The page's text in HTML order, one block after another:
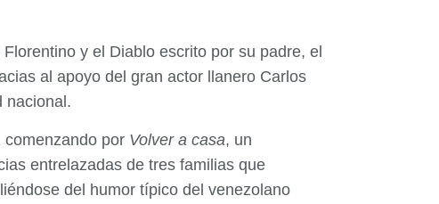
y el Diablo escrito por su padre, el
al apoyo del gran actor llanero Carlos
nacional.
por Volver a casa, un
entrelazadas de tres familias que
del humor típico del venezolano